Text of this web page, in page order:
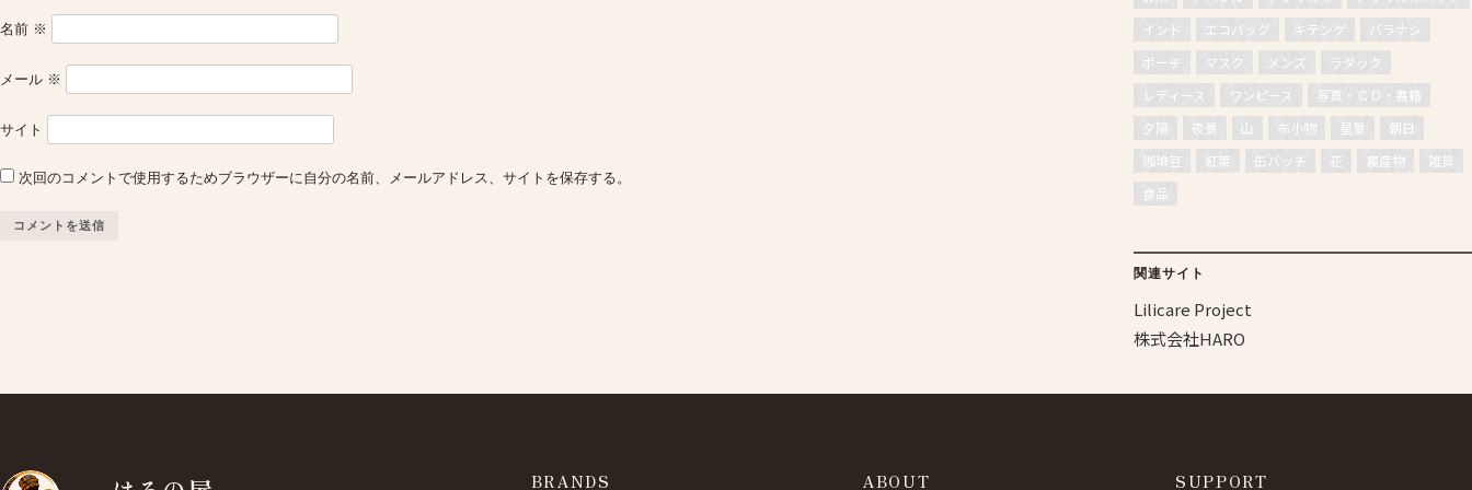
名前 ※
メール ※
サイト
次回のコメントで使用するためブラウザーに自分の名前、メールアドレス、サイトを保存する。
インド
エコバッグ キテンゲ
バラナシ
ポーチ
マスク メンズ
ラダック
レディース
ワンピース
写真・ＣＤ・書籍
夕陽
夜景 山 布小物 星景
朝日
珈琲豆
紅葉 缶バッチ 花 農産物
雑貨
食品
関連サイト
Lilicare Project
株式会社HARO
BRANDS ABOUT SUPPORT